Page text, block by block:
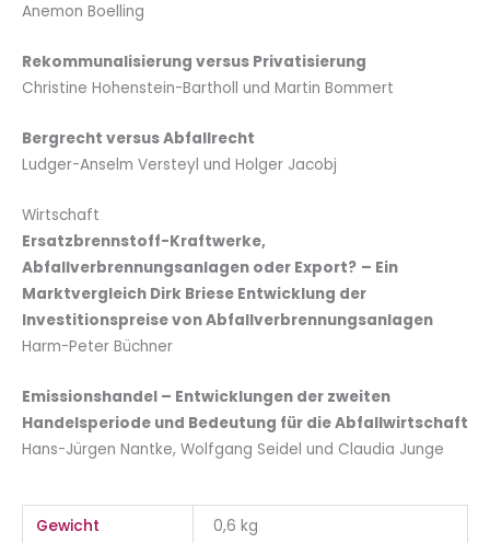
Anemon Boelling
Rekommunalisierung versus Privatisierung
Christine Hohenstein-Bartholl und Martin Bommert
Bergrecht versus Abfallrecht
Ludger-Anselm Versteyl und Holger Jacobj
Wirtschaft
Ersatzbrennstoff-Kraftwerke,
Abfallverbrennungsanlagen oder Export? – Ein
Marktvergleich Dirk Briese Entwicklung der
Investitionspreise von Abfallverbrennungsanlagen
Harm-Peter Büchner
Emissionshandel – Entwicklungen der zweiten
Handelsperiode und Bedeutung für die Abfallwirtschaft
Hans-Jürgen Nantke, Wolfgang Seidel und Claudia Junge
Gewicht 0,6 kg